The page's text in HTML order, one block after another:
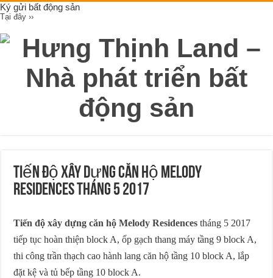
Ký gửi bất động sản
Tại đây ››
Tiến độ xây dựng căn hộ Melody
Residences tháng 5 2017
Tiến độ xây dựng căn hộ Melody Residencestháng 5 2017
tiếp tục hoàn thiện block A, ốp gạch thang máy tầng 9 block A,
thi công trần thạch cao hành lang căn hộ tầng 10 block A, lắp
đặt kệ và tủ bếp tầng 10 block A.